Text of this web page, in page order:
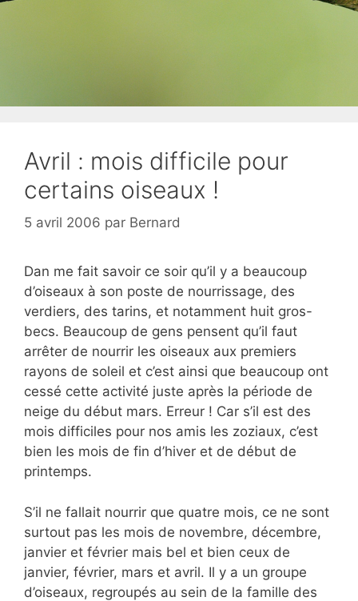
Avril : mois difficile pour
certains oiseaux !
5 avril 2006 par Bernard
Dan me fait savoir ce soir qu’il y a beaucoup
d’oiseaux à son poste de nourrissage, des
verdiers, des tarins, et notamment huit gros-
becs. Beaucoup de gens pensent qu’il faut
arrêter de nourrir les oiseaux aux premiers
rayons de soleil et c’est ainsi que beaucoup ont
cessé cette activité juste après la période de
neige du début mars. Erreur ! Car s’il est des
mois difficiles pour nos amis les zoziaux, c’est
bien les mois de fin d’hiver et de début de
printemps.
S’il ne fallait nourrir que quatre mois, ce ne sont
surtout pas les mois de novembre, décembre,
janvier et février mais bel et bien ceux de
janvier, février, mars et avril. Il y a un groupe
d’oiseaux, regroupés au sein de la famille des